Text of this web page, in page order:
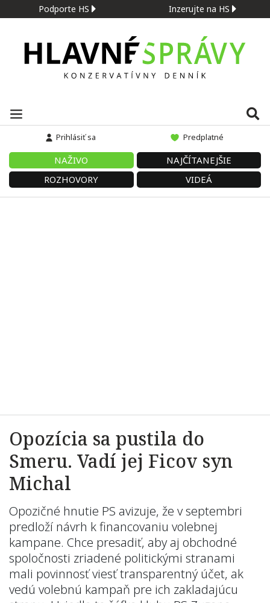
Podporte HS Inzerujte na HS
Prihlásiť sa Predplatné
NAŽIVO
NAJČÍTANEJŠIE
ROZHOVORY
VIDEÁ
Opozícia sa pustila do
Smeru. Vadí jej Ficov syn
Michal
Opozičné hnutie PS avizuje, že v septembri
predloží návrh k financovaniu volebnej
kampane. Chce presadiť, aby aj obchodné
spoločnosti zriadené politickými stranami
mali povinnosť viesť transparentný účet, ak
vedú volebnú kampaň pre ich zakladajúcu